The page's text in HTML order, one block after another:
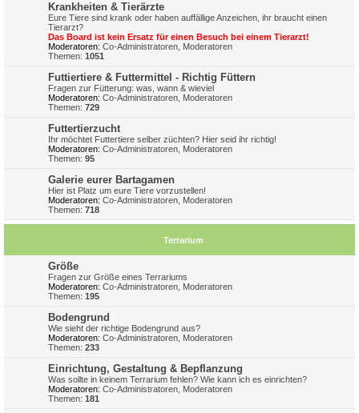
Krankheiten & Tierärzte
Eure Tiere sind krank oder haben auffällige Anzeichen, ihr braucht einen
Tierarzt?
Das Board ist kein Ersatz für einen Besuch bei einem Tierarzt!
Moderatoren: Co-Administratoren Moderatoren
Themen: 1051
Futtiertiere & Futtermittel - Richtig Füttern
Fragen zur Fütterung: was, wann & wieviel
Moderatoren: Co-Administratoren Moderatoren
Themen: 729
Futtertierzucht
Ihr möchtet Futtertiere selber züchten? Hier seid ihr richtig!
Moderatoren: Co-Administratoren Moderatoren
Themen: 95
Galerie eurer Bartagamen
Hier ist Platz um eure Tiere vorzustellen!
Moderatoren: Co-Administratoren Moderatoren
Themen: 718
Terrarium
Größe
Fragen zur Größe eines Terrariums
Moderatoren: Co-Administratoren Moderatoren
Themen: 195
Bodengrund
Wie sieht der richtige Bodengrund aus?
Moderatoren: Co-Administratoren Moderatoren
Themen: 233
Einrichtung, Gestaltung & Bepflanzung
Was sollte in keinem Terrarium fehlen? Wie kann ich es einrichten?
Moderatoren: Co-Administratoren Moderatoren
Themen: 181